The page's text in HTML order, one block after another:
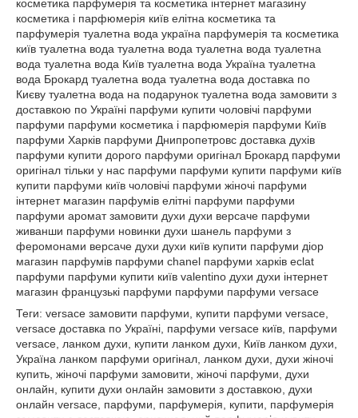
косметика парфумерія та косметика інтернет магазину
косметика і парфюмерія київ елітна косметика та
парфумерія туалетна вода україна парфумерія та косметика
київ туалетна вода туалетна вода туалетна вода туалетна
вода туалетна вода Київ туалетна вода Україна туалетна
вода Брокард туалетна вода туалетна вода доставка по
Києву туалетна вода на подарунок туалетна вода замовити з
доставкою по Україні парфуми купити чоловічі парфуми
парфуми парфуми косметика і парфюмерія парфуми Київ
парфуми Харків парфуми Днипропетровс доставка духів
парфуми купити дорого парфуми оригінал Брокард парфуми
оригінал тільки у нас парфуми парфуми купити парфуми київ
купити парфуми київ чоловічі парфуми жіночі парфуми
інтернет магазин парфумів елітні парфуми парфуми
парфуми аромат замовити духи духи версаче парфуми
живанши парфуми новинки духи шанель парфуми з
феромонами версаче духи духи київ купити парфуми діор
магазин парфумів парфуми chanel парфуми харків eclat
парфуми парфуми купити київ valentino духи духи інтернет
магазин французькі парфуми парфуми парфуми versace
Теги: versace замовити парфуми, купити парфуми versace, versace доставка по Україні, парфуми versace київ, парфуми versace, ланком духи, купити ланком духи, Київ ланком духи, Україна ланком парфуми оригінал, ланком духи, духи жіночі купить, жіночі парфуми замовити, жіночі парфуми, духи онлайн, купити духи онлайн замовити з доставкою, духи онлайн versace, парфуми, парфумерія, купити, парфумерія замовити з доставкою, оригинальний парфумерія купити, парфумерія оригінал, оригінальна парфумерія, парфуми доставка, парфумерія подарунок парфумерія, Новий Рік, парфуми nina ricci духи, сальвадор дали парфуми, духи армані купити, парфуми армані замовити, парфуми армані доставка, парфуми армані парфуми дешево, безкоштовна доставка парфуми дешево з безкоштовною доставкою по україні парфуми дешево брокард парфуми дешево парфуми дніпропетровськ, доставка парфуми дніпропетровськ, ніна річі парфуми замовити з доставкою, ніна річі духи, купити парфуми кензо, купити з доставкою додому, парфуми кензо з доставкою в офіс парфуми кензо безкоштовно, парфуми кензо безкоштовно, купити парфуми кензо в подарунок, парфуми туалетна вода купити, парфуми україна, парфуми україна, парфуми чоловічі купити з доставкою, парфуми чоловічі на подарунок парфуми чоловічі, найкращий аромат хіт сезону парфуми чоловічі, купити парфуми чоловічі з доставкою додому, парфуми чоловічі троєщина, парфуми чоловічі центр, парфуми чоловічі київ, парфуми чоловічі львів, чоловічі парфуми, парфумерія відгуки, парфуми з франції, аромат, аромат, аромат, аромат парфумів, купити аромат хто знає аромат парфумів, хто знає аромат парфумів, інтернет магазин парфумерія, купити туалетну воду, французькі парфуми, парфумерія, одеса парфумерія, одеса купити, парфумерія одеса, замовити парфумерія одеса, доставка парфумерія, одеса парфумерія, одеса доставка парфумерія, одеса парфумерія, в одесі парфумерія, київ купити парфумерію, інтернет магазин парфумерії україна продаж парфумерії, парфумерія і косметика, парфуми україна, парфумерія інтернет магазин, парфумерія україна, магазин парфумерії, інтернет магазин парфумерії в україні, парфумерія, парфуми парфуми україна інтернет магазин парфумерії, елітна парфумерія, магазини парфумерії, магазин київ дешева парфумерія елітна парфумерія україна, елітна парфумерія, елітна парфумерія, парфуми купити парфуми в україні, елітна парфумерія-інтернет магазин парфумерії, парфуми, ціни на парфумерію інтернет магазин, парфумерія в києві, парфумерія київ, елітна парфумерія, інтернет магазин BROCARD, французька парфумерія, купити парфуми, купити парфумерію, купити дешево духи в Брокарді, купити парфуми Французькі, купити парфуми з Франції, купити дешево парфуми на подарунок, купити парфуми з доставкою клієнту, придбати парфуми і доставити подарунок одержувачу, купити косметику з доставкою по Україні, купити парфумерію в україні, каталог парфумерії, магазини парфумерії Брокард, київ парфумерія, в україні інтернет магазин парфумерії парфуми київ, ціни духи в україні, парфуми ів роше інтернет магазин, київ парфуми, парфумерія в україні, інтернет магазин косметики та парфумерії, інтернет магазин київ Брокард, французька косметика, парфумерія та косметика, інтернет магазин елітної парфумерії київ, елітна парфумерія, парфуми, жіноча туалетна вода україна, жіноча парфумерія, косметика київ, туалетна вода чоловіча, туалетна вода жіноча, туалетна вода елітна, туалетна вода Діор, туалетна вода Шанель Київ, Крістіан Діор туалетна вода Україна, туалетна вода Брокард, туалетна вода елітна чоловіча, туалетна вода доставка по Києву, туалетна вода на подарунок туалетна вода замовити з доставкою по Україні парфуми купити чоловічі парфуми парфуми парфуми косметика і парфюмерія парфуми Київ парфуми Харків парфуми Днипропетровс доставка духів парфуми купити дорого парфуми оригінал Брокард парфуми оригінал тільки у нас парфуми парфуми купити парфуми київ купити парфуми київ чоловічі парфуми жіночі парфуми інтернет магазин парфумів елітні парфуми парфуми парфуми аромат замовити парфуми, духи версаче духи, живанши парфуми новинки духи шанель парфуми з феромонами версаче духи, духи київ купити парфуми діор, магазин парфумів парфуми chanel духи, харків eclat духи, парфуми купити, київ valentino духи, духи інтернет магазин французькі духи, парфуми парфуми versace versace замовити, парфуми versace купити, парфуми versace доставка по Україні, парфуми versace, київ парфуми versace, ланком парфуми купи, ланком парфуми Київ, ланком парфуми Україна, ланком парфуми оригінал ланком духи, духи жіночі купити жіночі парфуми замовити парфуми жіночі духи онлайн купити духи онлайн замовити з доставкою духи онлайн versace парфуми парфуми купити парфумерія замовити з доставкою оригинальний парфумерія купити парфуми оригінал парфумерія оригінальна парфумерія доставка парфумерія подарунок парфумерія Новий Рік, парфуми nina ricci парфуми сальвадор дали, парфуми, духи армані купити парфуми армані замовити парфуми армані доставка парфуми армані парфуми дешево безкоштовна доставка духи, дешево з безкоштовною доставкою по україні парфуми дешево, брокард парфуми дешево, парфуми дніпропетровськ, доставка парфуми дніпропетровськ, ніна річі парфуми замовити з доставкою, ніна річі парфуми купити парфуми, кензо купити з доставкою додому, парфуми кензо з доставкою в офіс, парфуми кензо безкоштовно, парфуми кензо безкоштовно купити парфуми, кензо в подарунок парфуми туалетна вода купити, духи україна парфуми україна парфуми чоловічі купити з доставкою парфуми чоловічі на подарунок парфуми чоловічі кращий аромат хіт сезону парфуми чоловічі купити парфуми чоловічі з доставкою додому парфуми чоловічі троєщина парфуми чоловічі центр парфуми чоловічі київ парфуми чоловічі львів парфуми чоловічі парфуми відгуки духи з франції аромат аромат аромат аромат парфумів купити аромат хто знає аромат парфумів хто знає аромат парфуму інтернет магазин парфуми купити туалетну воду французькі парфуми, парфумерія одеса парфумерія одеса купити парфумерія одеса замовити парфумерія одеса доставка парфумерія одеса парфумерія одеса доставка парфумерія одеса парфумерія в одесі парфумерія київ купити парфумерію інтернет магазин парфумерії україна продаж парфумерії парфумерія і косметика, парфуми україна косметика парфумерія інтернет магазин косметики парфумерія україна магазин парфумерії та косметики косметика інтернет магазин парфумерії в україні косметика та парфумерія, парфуми парфуми україна інтернет магазин парфумерії та косметики елітна косметика магазини парфумерія магазин косметики косметика київ дешева парфумерія елітна парфумерія україна елітна парфумерія оптом парфумерія та косметика оптом косметика лореаль купити парфуми в україні косметика інтернет магазин косметика оптом парфуми ціни інтернет магазин косметики київ косметика парфумерія київ елітна парфумерія та косметика косметика ів роше інтернет магазин косметика французька парфумерія косметика купити парфуми купити парфуми купити дешево купити парфуми Французькі придбати парфуми з Франції дешево купити парфуми на подарунок купити парфуми з доставкою клієнту придбати парфуми і доставити подарунок одержувачу купити косметику з доставкою по Україні купити парфумерію в україні каталог парфумерії магазини парфумерії київ парфумерія в україні інтернет магазин косметики та парфумерії духи київ ціни духи в україні парфуми ів роше інтернет магазин київ косметика парфуми опт парфумерія в україні інтернет магазин косметики та парфумерії інтернет магазин київ косметика французька косметика парфумерія та косметика інтернет магазину косметика і парфюмерія київ елітна косметика та парфумерія туалетна вода україна парфумерія та косметика київ туалетна вода туалетна вода туалетна вода туалетна вода туалетна вода Київ туалетна вода Україна туалетна вода Брокард туалетна вода туалетна вода доставка по Києву туалетна вода на подарунок туалетна вода замовити з доставкою по Україні парфуми купити чоловічі парфуми парфуми парфуми косметика і парфюмерія парфуми Київ парфуми Харків парфуми Днипропетровс доставка духів парфуми купити дорого парфуми оригінал Брокард парфуми оригінал тільки у нас парфуми парфуми купити парфуми київ купити парфуми київ чоловічі парфуми жіночі парфуми інтернет магазин парфумів елітні парфуми парфуми парфуми аромат замовити духи духи версаче парфуми живанши парфуми новинки духи шанель парфуми з феромонами версаче духи духи київ купити парфуми діор магазин парфумів парфуми chanel парфуми харків eclat парфуми парфуми купити київ valentino духи духи інтернет магазин французькі парфуми парфуми парфуми versace versace замовити парфуми versace купити парфуми versace доставка по Україні парфуми versace київ парфуми versace ланком парфуми купить ланком парфуми Київ ланком парфуми Україна ланком парфуми оригінал ланком духи духи жіночі купить духи жіночі замовити парфуми жіночі духи онлайн купити духи онлайн замовити з доставкою духи онлайн versace парфуми парфуми купити парфумерія замовити з доставкою оригинальний парфумерія купити парфуми оригінал парфумерія оригінальна парфумерія доставка парфумерія подарунок парфумерія Новий Рік парфуми nina ricci парфуми сальвадор дали духи духи армані купити парфуми армані замовити парфуми армані доставка духи армані парфуми дешево безкоштовна доставка парфуми дешево з безкоштовною доставкою по україні парфуми дешево брокард парфуми дешево парфуми дніпропетровськ доставка парфуми дніпропетровськ ніна річі парфуми замовити з доставкою ніна річі парфуми купити парфуми кензо купити з доставкою додому парфуми кензо з доставкою в офіс парфуми кензо безкоштовно парфуми кензо безкоштовно купити парфуми кензо в подарунок парфуми туалетна вода купити парфуми україна парфуми україна парфуми чоловічі купити з доставкою парфуми чоловічі на подарунок парфуми чоловічі кращий аромат хіт сезону парфуми чоловічі купити парфуми чоловічі з доставкою додому парфуми чоловічі троєщина парфуми чоловічі центр парфуми чоловічі київ парфуми чоловічі львів парфуми чоловічі парфуми відгуки духи з франції аромат аромат аромат аромат парфумів купити аромат х